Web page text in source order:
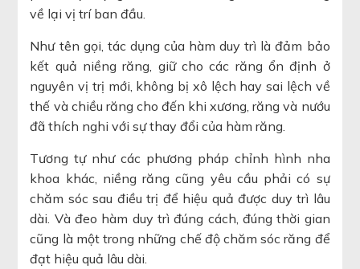
về lại vị trí ban đầu.
Như tên gọi, tác dụng của hàm duy trì là đảm bảo
kết quả niềng răng, giữ cho các răng ổn định ở
nguyên vị trị mới, không bị xô lệch hay sai lệch về
thế và chiều răng cho đến khi xương, răng và nướu
đã thích nghi với sự thay đổi của hàm răng.
Tương tự như các phương pháp chỉnh hình nha
khoa khác, niềng răng cũng yêu cầu phải có sự
chăm sóc sau điều trị để hiệu quả được duy trì lâu
dài. Và đeo hàm duy trì đúng cách, đúng thời gian
cũng là một trong những chế độ chăm sóc răng để
đạt hiệu quả lâu dài.